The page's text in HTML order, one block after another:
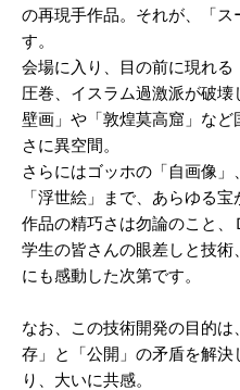
の再現手作品。それが、「
す。
会場に入り、目の前に現れ
圧巻、イスラム過激派が破
壁画」や「敦煌莫高窟」など
さに異空間。
さらにはゴッホの「自画像
「浮世絵」まで、あらゆる宝
作品の精巧さは勿論のこと
学生の皆さんの眼差しと技
にも感動した次第です。
なお、この技術開発の目的
存」と「公開」の矛盾を解
り、大いに共感。